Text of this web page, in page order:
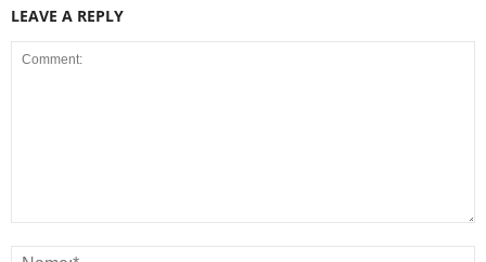
LEAVE A REPLY